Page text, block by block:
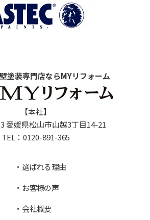
塗装専門店ならMYリフォーム
【本社】
愛媛県松山市山越3丁目14-21
TEL： 0120-891-365
選ばれる理由
お客様の声
会社概要